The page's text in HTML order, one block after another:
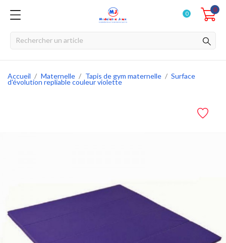
0
0
Accueil Maternelle Tapis de gym maternelle Surface
d'évolution repliable couleur violette